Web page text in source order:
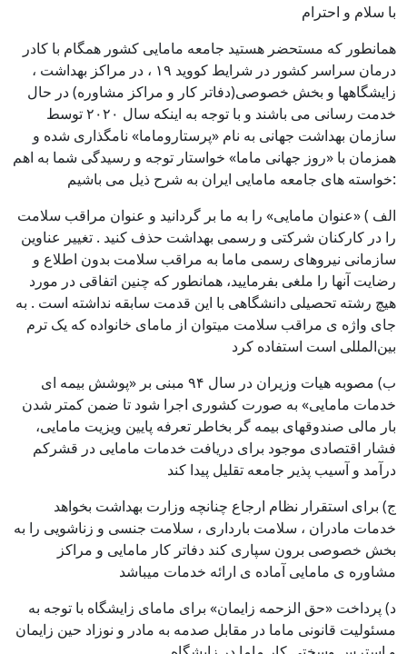
با سلام و احترام
همانطور که مستحضر هستید جامعه مامایی کشور همگام با کادر
درمان سراسر کشور در شرایط کووید ۱۹ ، در مراکز بهداشت ،
زایشگاهها و بخش خصوصی(دفاتر کار و مراکز مشاوره) در حال
خدمت رسانی می باشند و با توجه به اینکه سال ۲۰۲۰ توسط
سازمان بهداشت جهانی به نام «پرستاروماما» نامگذاری شده و
همزمان با «روز جهانی ماما» خواستار توجه و رسیدگی شما به اهم
خواسته های جامعه مامایی ایران به شرح ذیل می باشیم:
الف ) «عنوان مامایی» را به ما بر گردانید و عنوان مراقب سلامت
را در کارکنان شرکتی و رسمی بهداشت حذف کنید . تغییر عناوین
سازمانی نیروهای رسمی ماما به مراقب سلامت بدون اطلاع و
رضایت آنها را ملغی بفرمایید، همانطور که چنین اتفاقی در مورد
هیچ رشته تحصیلی دانشگاهی با این قدمت سابقه نداشته است . به
جای واژه ی مراقب سلامت میتوان از مامای خانواده که یک ترم
بین‌المللی است استفاده کرد
ب) مصوبه هیات وزیران در سال ۹۴ مبنی بر «پوشش بیمه ای
خدمات مامایی» به صورت کشوری اجرا شود تا ضمن کمتر شدن
بار مالی صندوقهای بیمه گر بخاطر تعرفه پایین ویزیت مامایی،
فشار اقتصادی موجود برای دریافت خدمات مامایی در قشرکم
درآمد و آسیب پذیر جامعه تقلیل پیدا کند
خدمات مادران ، سلامت بارداری ، سلامت جنسی و زناشویی را به
بخش خصوصی برون سپاری کند دفاتر کار مامایی و مراکز
مشاوره ی مامایی آماده ی ارائه خدمات میباشد
مسئولیت قانونی ماما در مقابل صدمه به مادر و نوزاد حین زایمان